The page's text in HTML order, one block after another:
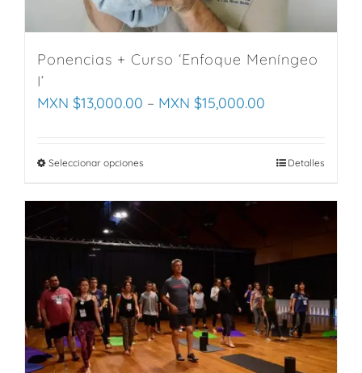
on
the
product
Ponencias + Curso ‘Enfoque Meníngeo
I’
MXN $13,000.00 – MXN $15,000.00
Seleccionar opciones
variants.
The
options
may
be
chosen
Detalles